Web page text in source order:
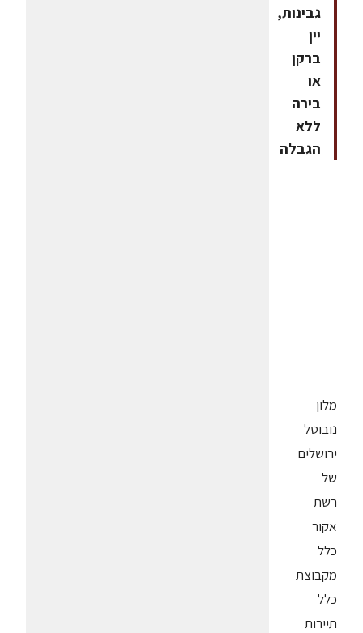
גבינות,
יין
ברקן
או
בירה
ללא
הגבלה
מלון
נובוטל
ירושלים
של
רשת
אקור
כלל
מקבוצת
כלל
תיירות